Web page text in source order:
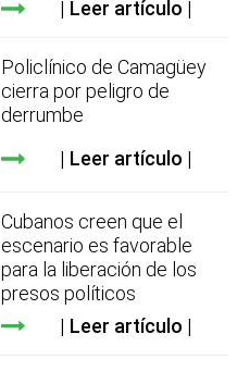
Leer artículo
Policlínico de Camagüey
cierra por peligro de
derrumbe
Leer artículo
Cubanos creen que el
escenario es favorable
para la liberación de los
presos políticos
Leer artículo